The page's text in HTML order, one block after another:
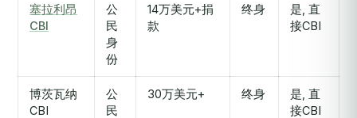
塞拉利昂
CBI
公
民
身
份
14万美元+捐
款
终身
是, 直
接CBI
博茨瓦纳
CBI
公
民
30万美元+ 终身
是, 直
接CBI